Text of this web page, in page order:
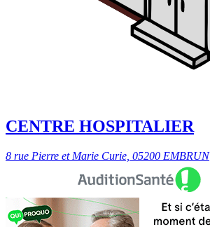
CENTRE HOSPITALIER
8 rue Pierre et Marie Curie, 05200 EMBRUN